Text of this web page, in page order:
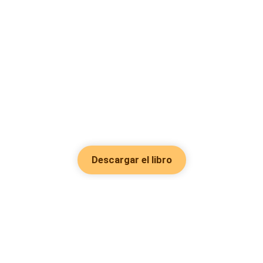
Descargar el libro